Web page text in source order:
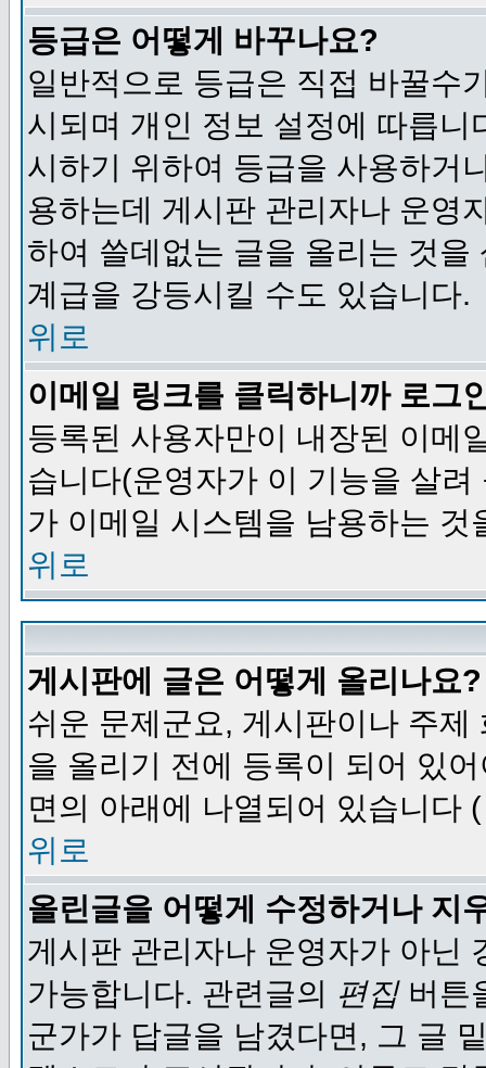
등급은 어떻게 바꾸나요?
일반적으로 등급은 직접 바꿀수
시되며 개인 정보 설정에 따릅
시하기 위하여 등급을 사용하거
용하는데 게시판 관리자나 운영
하여 쓸데없는 글을 올리는 것
계급을 강등시킬 수도 있습니다.
위로
이메일 링크를 클릭하니까 로그
등록된 사용자만이 내장된 이메
습니다(운영자가 이 기능을 살
가 이메일 시스템을 남용하는 것
위로
게시판에 글은 어떻게 올리나요?
쉬운 문제군요, 게시판이나 주
을 올리기 전에 등록이 되어 있
면의 아래에 나열되어 있습니다 (
위로
올린글을 어떻게 수정하거나 지
게시판 관리자나 운영자가 아닌
가능합니다. 관련글의 편집버튼
군가가 답글을 남겼다면, 그 글